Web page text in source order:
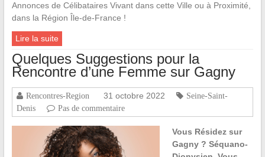
Annonces de Célibataires Vivant dans cette Ville ou à Proximité,
dans la Région Île-de-France !
Lire la suite
Quelques Suggestions pour la
Rencontre d’une Femme sur Gagny
Rencontres-Region 31 octobre 2022
Seine-Saint-
Denis
Pas de commentaire
Vous Résidez sur
Gagny ? Séquano-